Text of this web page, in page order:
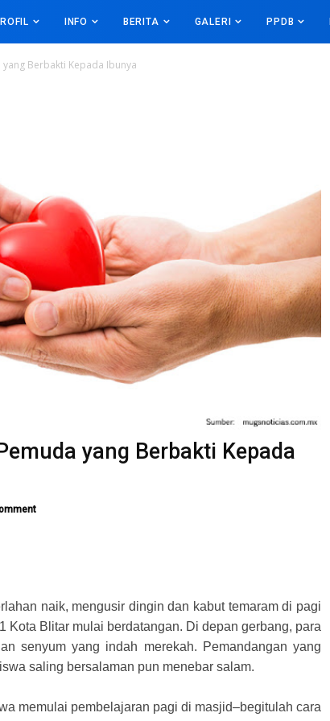
INFO BERITA GALERI PPDB
Berbakti Kepada Ibunya
yang Berbakti Kepada
naik, mengusir dingin dan kabut temaram di pagi
Kota Blitar mulai berdatangan. Di depan gerbang, para
senyum yang indah merekah. Pemandangan yang
saling bersalaman pun menebar salam.
memulai pembelajaran pagi di masjid–begitulah cara